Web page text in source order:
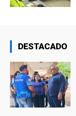
DESTACADO